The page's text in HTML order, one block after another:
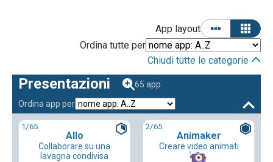
App layout
Ordina tutte per
Chiudi tutte le categorie
Presentazioni
65 app
Ordina app per
1/65
Allo
Collaborare su una
lavagna condivisa
2/65
Animaker
Creare video animati